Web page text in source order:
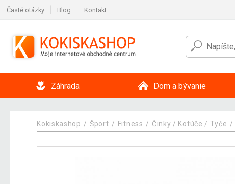
Časté otázky Blog Kontakt
Záhrada Dom a bývanie
Kokiskashop Šport Fitness Činky / Kotúče / Tyče